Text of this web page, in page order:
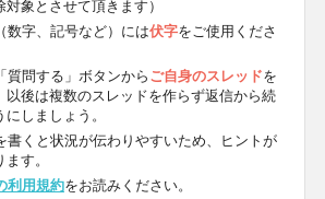
マイページ
象とさせて頂きます）
字、記号など）には伏字をご使用くださ
問する」ボタンから ご自身のスレッドを
以後は複数のスレッドを作らず返信から続
しましょう。
くと状況が伝わりやすいため、ヒントが
す。
利用規約をお読みください。